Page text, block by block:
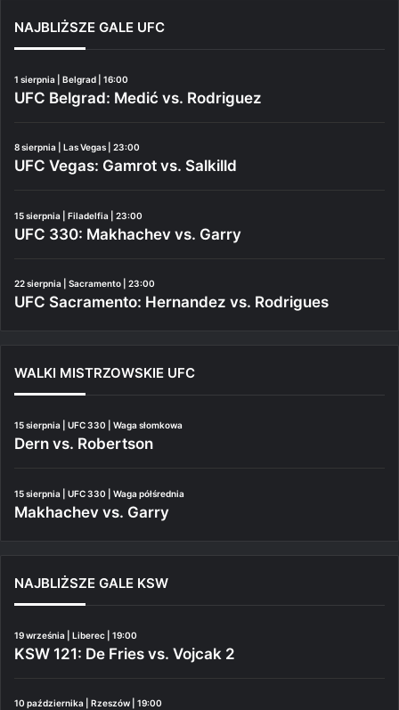
NAJBLIŻSZE GALE UFC
1 sierpnia | Belgrad | 16:00
UFC Belgrad: Medić vs. Rodriguez
8 sierpnia | Las Vegas | 23:00
UFC Vegas: Gamrot vs. Salkilld
15 sierpnia | Filadelfia | 23:00
UFC 330: Makhachev vs. Garry
22 sierpnia | Sacramento | 23:00
UFC Sacramento: Hernandez vs. Rodrigues
WALKI MISTRZOWSKIE UFC
15 sierpnia | UFC 330 | Waga słomkowa
Dern vs. Robertson
15 sierpnia | UFC 330 | Waga półśrednia
Makhachev vs. Garry
NAJBLIŻSZE GALE KSW
19 września | Liberec | 19:00
KSW 121: De Fries vs. Vojcak 2
10 października | Rzeszów | 19:00